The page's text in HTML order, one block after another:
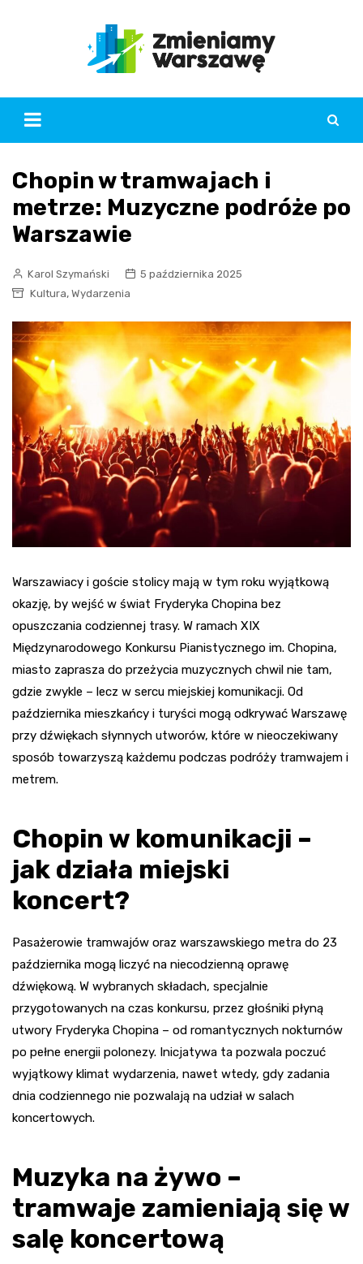
Chopin w tramwajach i
metrze: Muzyczne podróże po
Warszawie
Karol Szymański
5 października 2025
Kultura, Wydarzenia
Warszawiacy i goście stolicy mają w tym roku wyjątkową
okazję, by wejść w świat Fryderyka Chopina bez
opuszczania codziennej trasy. W ramach XIX
Międzynarodowego Konkursu Pianistycznego im. Chopina,
miasto zaprasza do przeżycia muzycznych chwil nie tam,
gdzie zwykle – lecz w sercu miejskiej komunikacji. Od
października mieszkańcy i turyści mogą odkrywać Warszawę
przy dźwiękach słynnych utworów, które w nieoczekiwany
sposób towarzyszą każdemu podczas podróży tramwajem i
metrem.
Chopin w komunikacji –
jak działa miejski
koncert?
Pasażerowie tramwajów oraz warszawskiego metra do 23
października mogą liczyć na niecodzienną oprawę
dźwiękową. W wybranych składach, specjalnie
przygotowanych na czas konkursu, przez głośniki płyną
utwory Fryderyka Chopina – od romantycznych nokturnów
po pełne energii polonezy. Inicjatywa ta pozwala poczuć
wyjątkowy klimat wydarzenia, nawet wtedy, gdy zadania
dnia codziennego nie pozwalają na udział w salach
koncertowych.
Muzyka na żywo –
tramwaje zamieniają się w
salę koncertową